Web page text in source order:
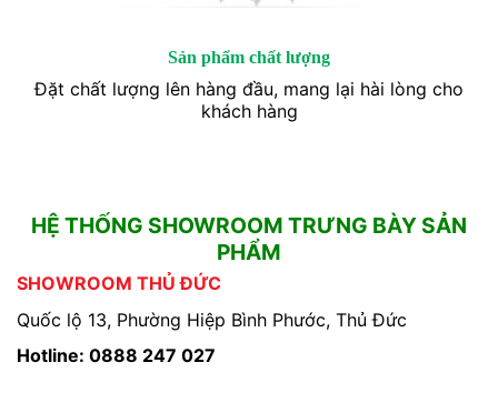
Sản phẩm chất lượng
Đặt chất lượng lên hàng đầu, mang lại hài lòng cho
khách hàng
HỆ THỐNG SHOWROOM TRƯNG BÀY SẢN
PHẨM
SHOWROOM THỦ ĐỨC
Quốc lộ 13, Phường Hiệp Bình Phước, Thủ Đức
Hotline: 0888 247 027